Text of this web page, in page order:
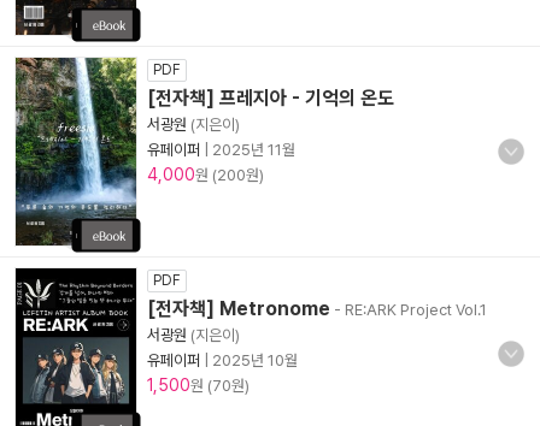
PDF
[전자책] 프레지아 - 기억의 온도
서광원 (지은이)
유페이퍼
2025년 11월
4,000원 (200원)
PDF
[전자책] Metronome - RE:ARK Project Vol.1
서광원 (지은이)
유페이퍼
2025년 10월
1,500원 (70원)